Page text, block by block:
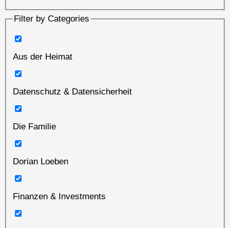
Filter by Categories
Aus der Heimat
Datenschutz & Datensicherheit
Die Familie
Dorian Loeben
Finanzen & Investments